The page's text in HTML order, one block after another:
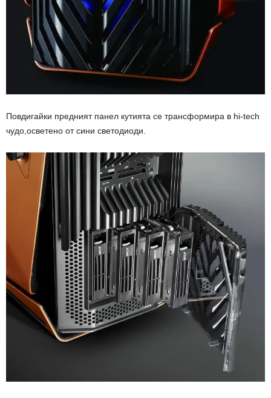
Повдигайки предният панел кутията се трансформира в hi-tech
чудо,осветено от сини светодиоди.